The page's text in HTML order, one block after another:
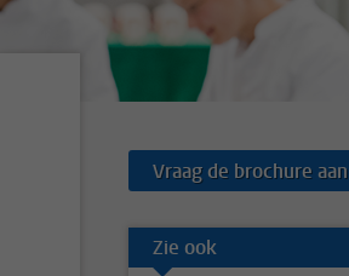
Vraag de brochure aan
Zie ook